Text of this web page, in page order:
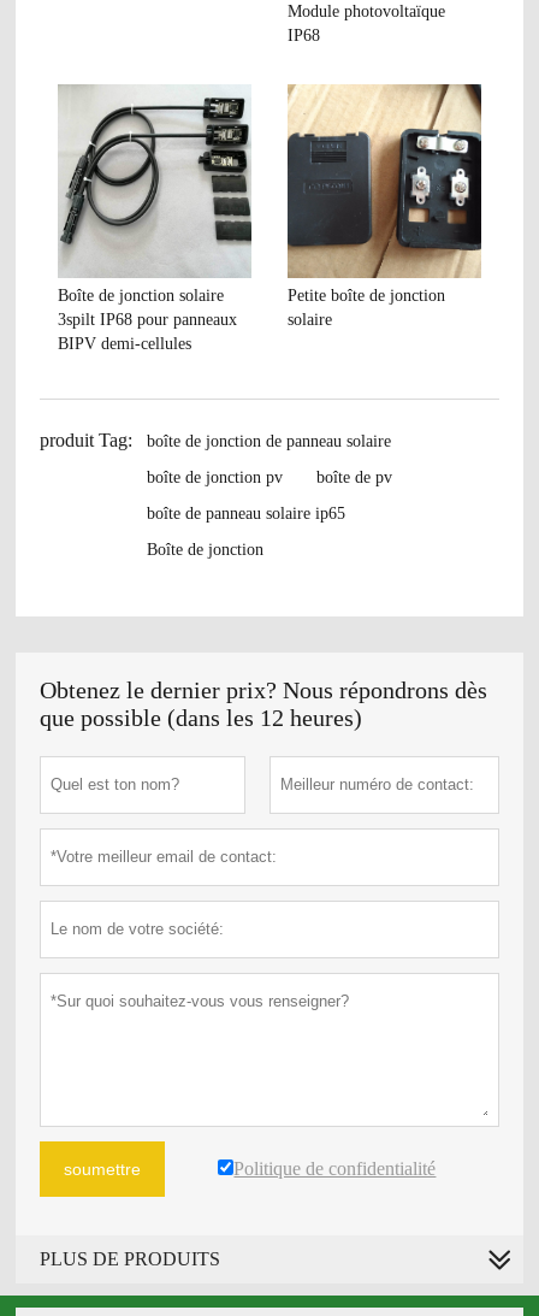
Module photovoltaïque
IP68
Boîte de jonction solaire
3spilt IP68 pour panneaux
BIPV demi-cellules
Petite boîte de jonction
solaire
produit Tag:
boîte de jonction de panneau solaire
boîte de jonction pv
boîte de pv
boîte de panneau solaire ip65
Boîte de jonction
Obtenez le dernier prix? Nous répondrons dès
que possible (dans les 12 heures)
soumettre Politique de confidentialité
PLUS DE PRODUITS